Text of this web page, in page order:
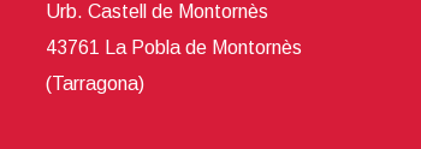
Urb. Castell de Montornès
43761 La Pobla de Montornès
(Tarragona)